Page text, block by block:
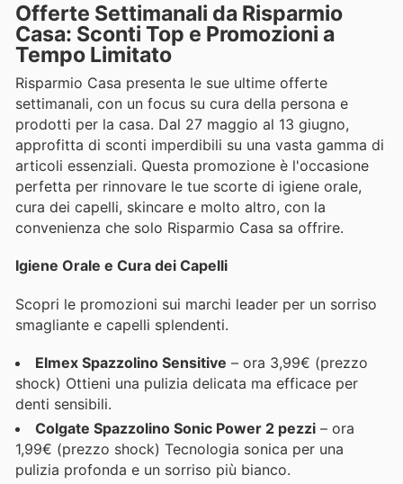
Offerte Settimanali da Risparmio
Casa: Sconti Top e Promozioni a
Tempo Limitato
Risparmio Casa presenta le sue ultime offerte
settimanali, con un focus su cura della persona e
prodotti per la casa. Dal 27 maggio al 13 giugno,
approfitta di sconti imperdibili su una vasta gamma di
articoli essenziali. Questa promozione è l'occasione
perfetta per rinnovare le tue scorte di igiene orale,
cura dei capelli, skincare e molto altro, con la
convenienza che solo Risparmio Casa sa offrire.
Igiene Orale e Cura dei Capelli
Scopri le promozioni sui marchi leader per un sorriso
smagliante e capelli splendenti.
Elmex Spazzolino Sensitive – ora 3,99€ (prezzo
shock) Ottieni una pulizia delicata ma efficace per
denti sensibili.
Colgate Spazzolino Sonic Power 2 pezzi – ora
1,99€ (prezzo shock) Tecnologia sonica per una
pulizia profonda e un sorriso più bianco.